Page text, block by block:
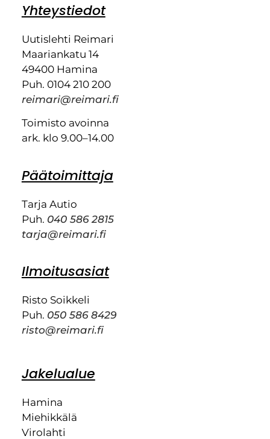
Yhteystiedot
Uutislehti Reimari
Maariankatu 14
49400 Hamina
Puh. 0104 210 200
reimari@reimari.fi
Toimisto avoinna
ark. klo 9.00–14.00
Päätoimittaja
Tarja Autio
Puh. 040 586 2815
tarja@reimari.fi
Ilmoitusasiat
Risto Soikkeli
Puh. 050 586 8429
risto@reimari.fi
Jakelualue
Hamina
Miehikkälä
Virolahti